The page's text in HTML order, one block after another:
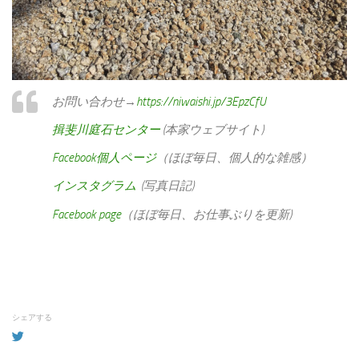
お問い合わせ→ https://niwaishi.jp/3EpzCfU
揖斐川庭石センター(本家ウェブサイト)
Facebook個人ページ（ほぼ毎日、個人的な雑感）
インスタグラム (写真日記)
Facebook page（ほぼ毎日、お仕事ぶりを更新)
シェアする